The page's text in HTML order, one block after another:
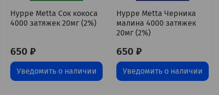
Hyppe Metta Сок кокоса
4000 затяжек 20мг (2%)
650 ₽
Уведомить о наличии
Hyppe Metta Черника
малина 4000 затяжек
20мг (2%)
650 ₽
Уведомить о наличии